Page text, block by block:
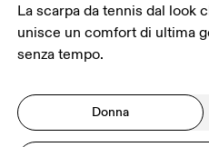
La scarpa da tennis dal look
unisce un comfort di ultima
senza tempo.
Donna